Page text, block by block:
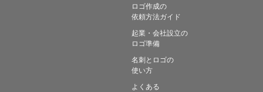
ロゴ作成の
依頼方法ガイド
起業・会社設立の
ロゴ準備
名刺とロゴの
使い方
よくある